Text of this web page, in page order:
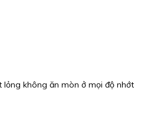
không ăn mòn ở mọi độ nhớt